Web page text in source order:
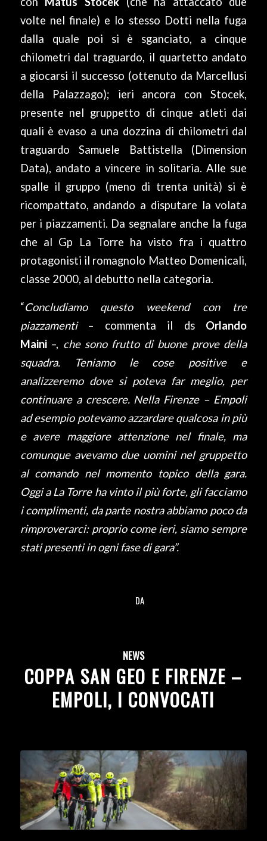
volte nel finale) e lo stesso Dotti nella fuga
dalla quale poi si è sganciato, a cinque
chilometri dal traguardo, il quartetto andato
a giocarsi il successo (ottenuto da Marcellusi
della Palazzago); ieri ancora con Stocek,
presente nel gruppetto di cinque atleti dai
quali è evaso a una dozzina di chilometri dal
traguardo Samuele Battistella (Dimension
Data), andato a vincere in solitaria. Alle sue
spalle il gruppo (meno di trenta unità) si è
ricompattato, andando a disputare la volata
per i piazzamenti. Da segnalare anche la fuga
che al Gp La Torre ha visto fra i quattro
protagonisti il romagnolo Matteo Domenicali,
classe 2000, al debutto nella categoria.
“Concludiamo questo weekend con tre
piazzamenti – commenta il dsOrlando
Maini–, che sono frutto di buone prove della
squadra. Teniamo le cose positive e
analizzeremo dove si poteva far meglio, per
continuare a crescere. Nella Firenze – Empoli
ad esempio potevamo azzardare qualcosa in più
e avere maggiore attenzione nel finale, ma
comunque avevamo due uomini nel gruppetto
al comando nel momento topico della gara.
Oggi a La Torre ha vinto il più forte, gli facciamo
i complimenti, da parte nostra abbiamo poco da
rimproverarci: proprio come ieri, siamo sempre
stati presenti in ogni fase di gara”.
DA
NEWS
COPPA SAN GEO E FIRENZE –
EMPOLI, I CONVOCATI